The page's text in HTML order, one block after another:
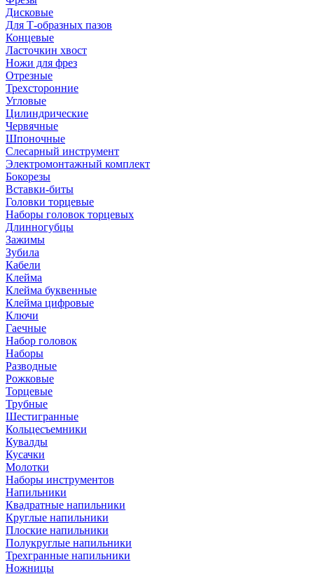
Дисковые
Для Т-образных пазов
Концевые
Ласточкин хвост
Ножи для фрез
Отрезные
Трехсторонние
Угловые
Цилиндрические
Червячные
Шпоночные
Слесарный инструмент
Электромонтажный комплект
Бокорезы
Вставки-биты
Головки торцевые
Наборы головок торцевых
Длинногубцы
Зажимы
Зубила
Кабели
Клейма
Клейма буквенные
Клейма цифровые
Ключи
Гаечные
Набор головок
Наборы
Разводные
Рожковые
Торцевые
Трубные
Шестигранные
Кольцесъемники
Кувалды
Кусачки
Молотки
Наборы инструментов
Напильники
Квадратные напильники
Круглые напильники
Плоские напильники
Полукруглые напильники
Трехгранные напильники
Ножницы